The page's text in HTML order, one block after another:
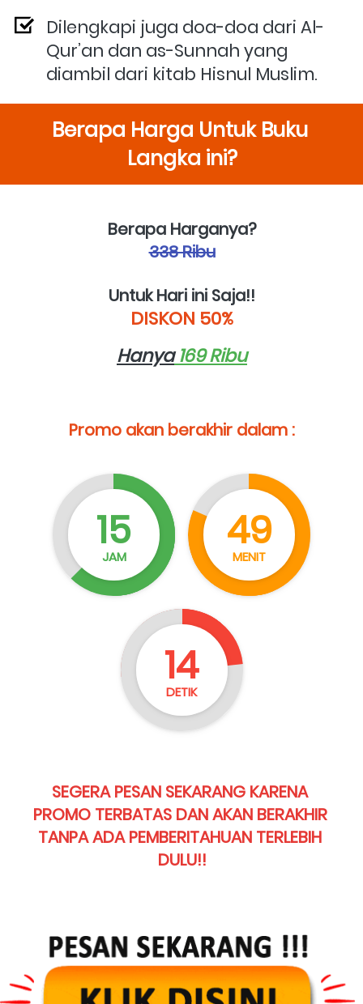
Dilengkapi juga doa-doa dari Al-
Qur’an dan as-Sunnah yang
diambil dari kitab Hisnul Muslim.
Berapa Harga Untuk Buku
Langka ini?
Berapa Harganya?
338 Ribu
Untuk Hari ini Saja!!
DISKON 50%
Hanya 169 Ribu
Promo akan berakhir dalam :
15
JAM
49
MENIT
12
DETIK
SEGERA PESAN SEKARANG KARENA
PROMO TERBATAS DAN AKAN BERAKHIR
TANPA ADA PEMBERITAHUAN TERLEBIH
DULU!!